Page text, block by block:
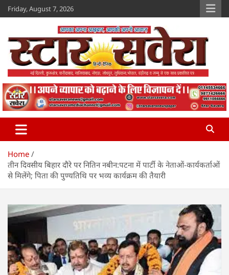
Skip
to
Friday, August 7, 2026
Star Savera
www.starsavera.com
Home
तीन दिवसीय बिहार दौरे पर नितिन नबीन:पटना में पार्टी के नेताओं-कार्यकर्ताओं
से मिलेंगे; पिता की पुण्यतिथि पर भव्य कार्यक्रम की तैयारी